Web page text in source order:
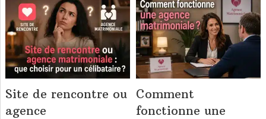
Site de rencontre ou
agence
Comment
fonctionne une